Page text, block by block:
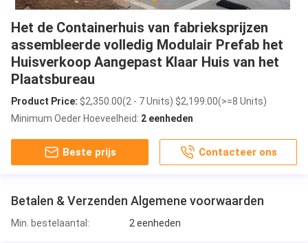
Het de Containerhuis van fabrieksprijzen
assembleerde volledig Modulair Prefab het
Huisverkoop Aangepast Klaar Huis van het
Plaatsbureau
Product Price: $2,350.00(2 - 7 Units) $2,199.00(>=8 Units)
Minimum Oeder Hoeveelheid: 2 eenheden
Beste prijs Contacteer ons
Betalen & Verzenden Algemene voorwaarden
Min. bestelaantal: 2 eenheden